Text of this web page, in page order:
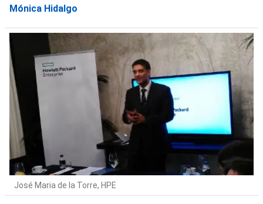
Mónica Hidalgo
José Maria de la Torre, HPE